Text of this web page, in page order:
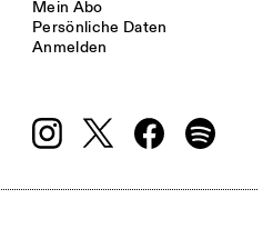
Mein Abo
Persönliche Daten
Anmelden